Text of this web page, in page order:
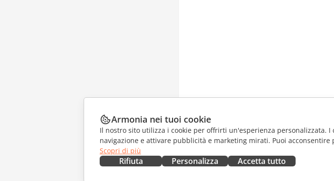
Armonia nei tuoi cookie
Il nostro sito utilizza i cookie per offrirti un'esperienza personalizzata.
navigazione e attivare pubblicità e marketing mirati. Puoi
Scopri di più
Rifiuta Personalizza Accetta tutto